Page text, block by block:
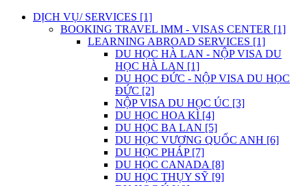
DỊCH VỤ/ SERVICES [1]
BOOKING TRAVEL IMM - VISAS CENTER [1]
LEARNING ABROAD SERVICES [1]
DU HỌC HÀ LAN - NỘP VISA DU
HỌC HÀ LAN [1]
DU HỌC ĐỨC - NỘP VISA DU HỌC
ĐỨC [2]
NỘP VISA DU HỌC ÚC [3]
DU HỌC HOA KÌ [4]
DU HỌC BA LAN [5]
DU HỌC VƯƠNG QUỐC ANH [6]
DU HỌC PHÁP [7]
DU HỌC CANADA [8]
DU HỌC THỤY SỸ [9]